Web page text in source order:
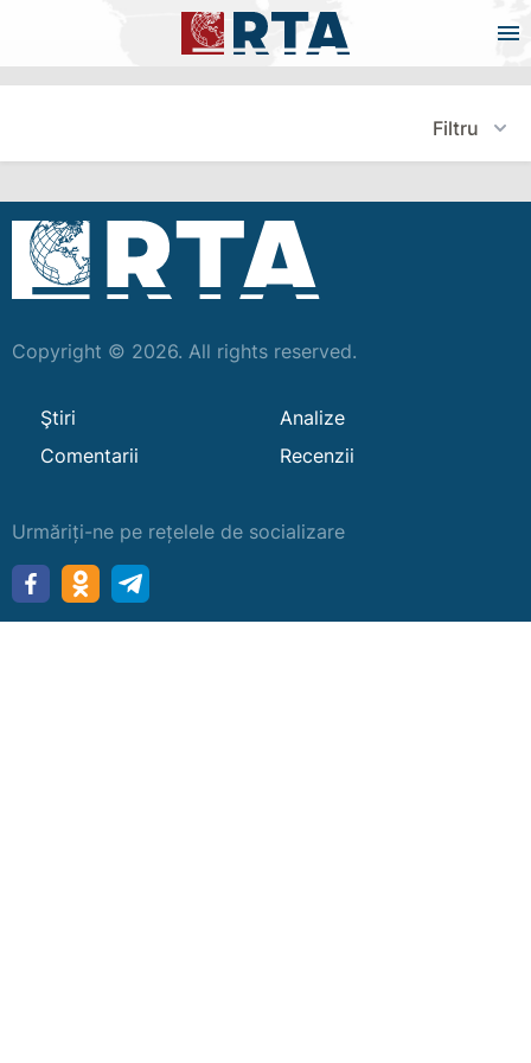
Filtru
Copyright © 2026. All rights reserved.
Ştiri
Analize
Comentarii
Recenzii
Urmăriți-ne pe rețelele de socializare